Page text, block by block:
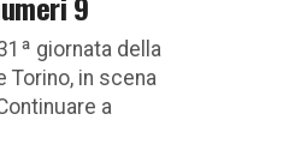
giornata della
Torino, in scena
a